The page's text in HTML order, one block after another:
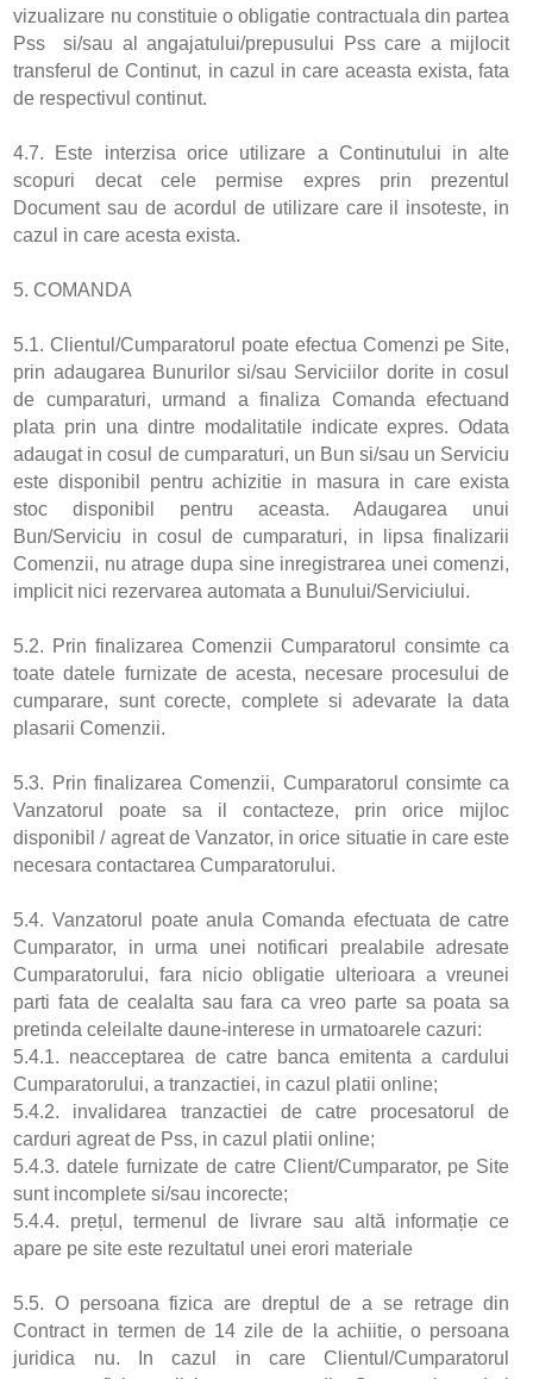
vizualizare nu constituie o obligatie contractuala din partea
Pss si/sau al angajatului/prepusului Pss care a mijlocit
transferul de Continut, in cazul in care aceasta exista, fata
de respectivul continut.
4.7. Este interzisa orice utilizare a Continutului in alte
scopuri decat cele permise expres prin prezentul
Document sau de acordul de utilizare care il insoteste, in
cazul in care acesta exista.
5. COMANDA
5.1. Clientul/Cumparatorul poate efectua Comenzi pe Site,
prin adaugarea Bunurilor si/sau Serviciilor dorite in cosul
de cumparaturi, urmand a finaliza Comanda efectuand
plata prin una dintre modalitatile indicate expres. Odata
adaugat in cosul de cumparaturi, un Bun si/sau un Serviciu
este disponibil pentru achizitie in masura in care exista
stoc disponibil pentru aceasta. Adaugarea unui
Bun/Serviciu in cosul de cumparaturi, in lipsa finalizarii
Comenzii, nu atrage dupa sine inregistrarea unei comenzi,
implicit nici rezervarea automata a Bunului/Serviciului.
5.2. Prin finalizarea Comenzii Cumparatorul consimte ca
toate datele furnizate de acesta, necesare procesului de
cumparare, sunt corecte, complete si adevarate la data
plasarii Comenzii.
5.3. Prin finalizarea Comenzii, Cumparatorul consimte ca
Vanzatorul poate sa il contacteze, prin orice mijloc
disponibil / agreat de Vanzator, in orice situatie in care este
necesara contactarea Cumparatorului.
5.4. Vanzatorul poate anula Comanda efectuata de catre
Cumparator, in urma unei notificari prealabile adresate
Cumparatorului, fara nicio obligatie ulterioara a vreunei
parti fata de cealalta sau fara ca vreo parte sa poata sa
pretinda celeilalte daune-interese in urmatoarele cazuri:
5.4.1. neacceptarea de catre banca emitenta a cardului
Cumparatorului, a tranzactiei, in cazul platii online;
5.4.2. invalidarea tranzactiei de catre procesatorul de
carduri agreat de Pss, in cazul platii online;
5.4.3. datele furnizate de catre Client/Cumparator, pe Site
sunt incomplete si/sau incorecte;
5.4.4. prețul, termenul de livrare sau altă informație ce
apare pe site este rezultatul unei erori materiale
5.5. O persoana fizica are dreptul de a se retrage din
Contract in termen de 14 zile de la achiitie, o persoana
juridica nu. In cazul in care Clientul/Cumparatorul